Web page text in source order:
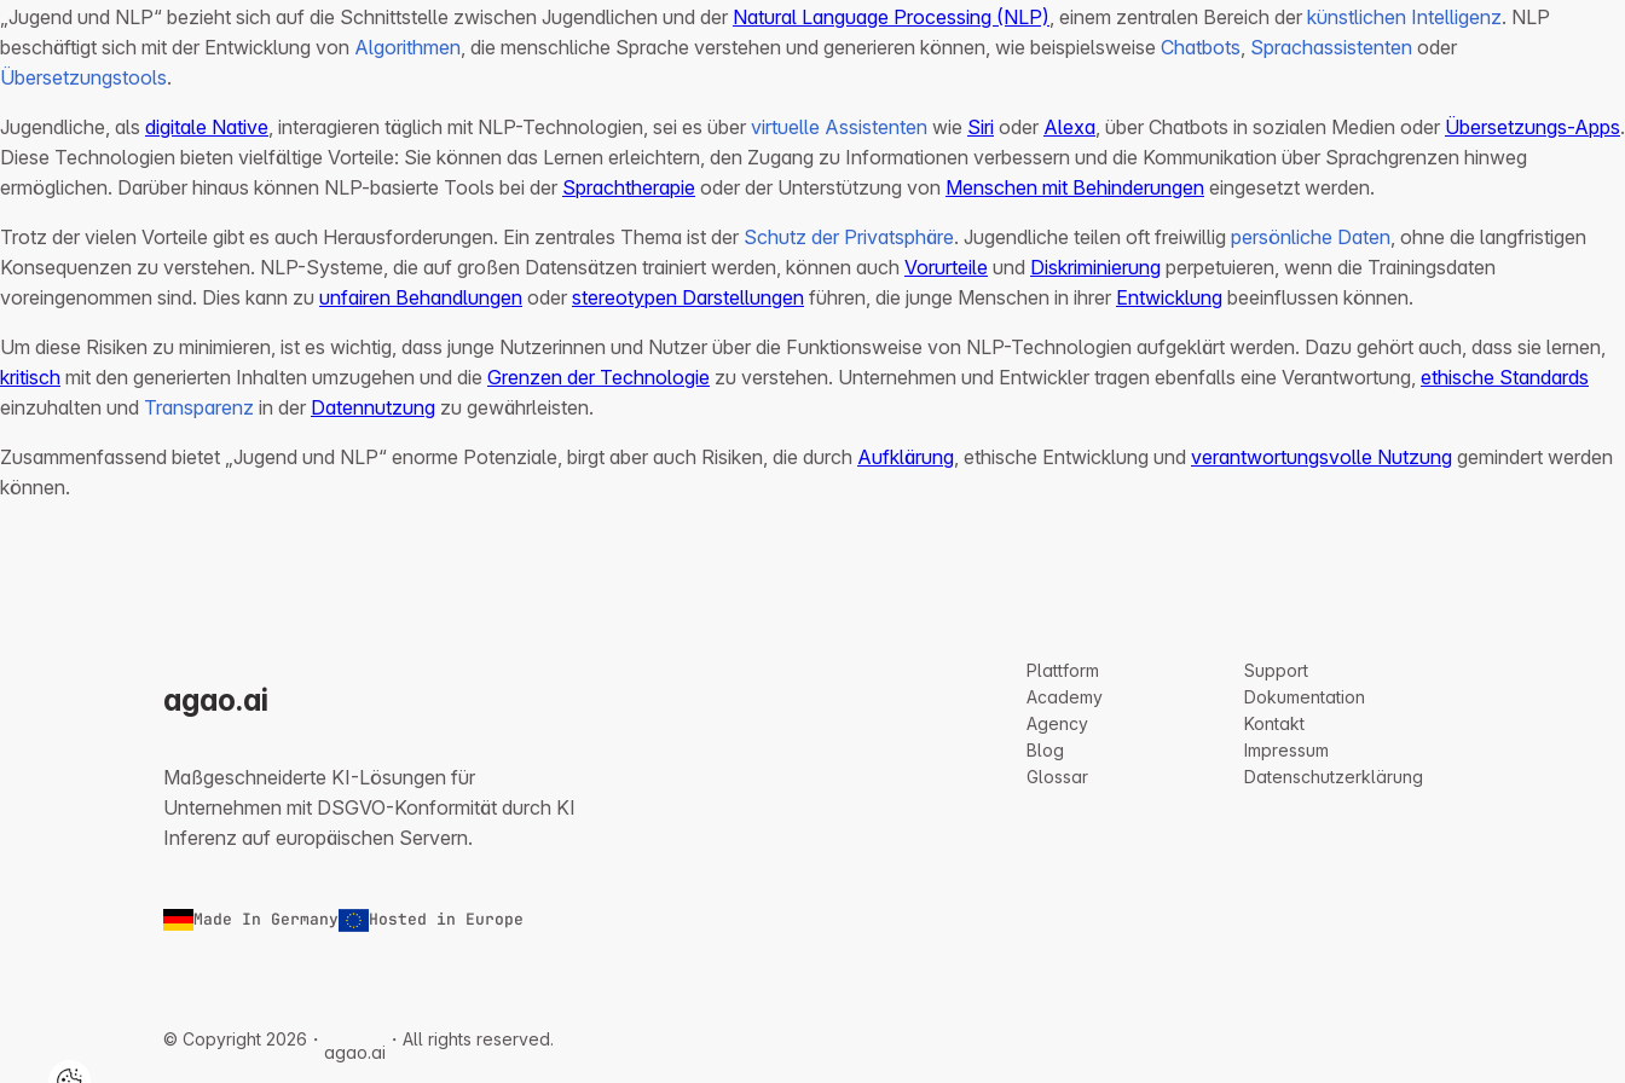
„Jugend und NLP“ bezieht sich auf die Schnittstelle zwischen Jugendlichen und der Natural Language Processing (NLP) , einem zentralen Bereich der künstlichen Intelligenz. NLP
beschäftigt sich mit der Entwicklung von Algorithmen , die menschliche Sprache verstehen und generieren können, wie beispielsweise Chatbots Sprachassistenten oder
Übersetzungstools.
Jugendliche, als digitale Native , interagieren täglich mit NLP-Technologien, sei es über virtuelle Assistenten wie Siri oder Alexa , über Chatbots in sozialen Medien oder Übersetzungs-Apps.
Diese Technologien bieten vielfältige Vorteile: Sie können das Lernen erleichtern, den Zugang zu Informationen verbessern und die Kommunikation über Sprachgrenzen hinweg
ermöglichen. Darüber hinaus können NLP-basierte Tools bei der Sprachtherapie oder der Unterstützung von Menschen mit Behinderungen eingesetzt werden.
Trotz der vielen Vorteile gibt es auch Herausforderungen. Ein zentrales Thema ist der Schutz der Privatsphäre. Jugendliche teilen oft freiwillig persönliche Daten , ohne die langfristigen
Konsequenzen zu verstehen. NLP-Systeme, die auf großen Datensätzen trainiert werden, können auch Vorurteile und Diskriminierung perpetuieren, wenn die Trainingsdaten
voreingenommen sind. Dies kann zu unfairen Behandlungen oder stereotypen Darstellungen führen, die junge Menschen in ihrer Entwicklung beeinflussen können.
Um diese Risiken zu minimieren, ist es wichtig, dass junge Nutzerinnen und Nutzer über die Funktionsweise von NLP-Technologien aufgeklärt werden. Dazu gehört auch, dass sie lernen,
kritisch mit den generierten Inhalten umzugehen und die Grenzen der Technologie zu verstehen. Unternehmen und Entwickler tragen ebenfalls eine Verantwortung, ethische Standards
einzuhalten und Transparenz in der Datennutzung zu gewährleisten.
Zusammenfassend bietet „Jugend und NLP“ enorme Potenziale, birgt aber auch Risiken, die durch Aufklärung , ethische Entwicklung und verantwortungsvolle Nutzung gemindert werden
können.
agao.ai
Maßgeschneiderte KI-Lösungen für
Unternehmen mit DSGVO-Konformität durch KI
Inferenz auf europäischen Servern.
Made In Germany Hosted in Europe
Plattform
Academy
Agency
Blog
Glossar
Support
Dokumentation
Kontakt
Impressum
Datenschutzerklärung
© Copyright 2026・
agao.ai
・All rights reserved.